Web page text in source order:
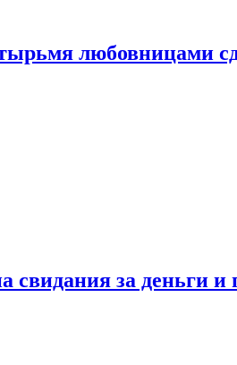
любовницами
свидания за деньги и